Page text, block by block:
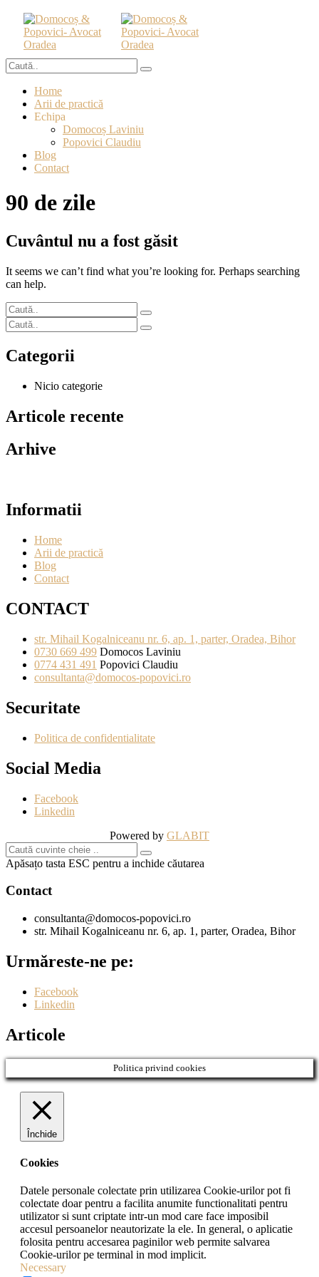
Home
Arii de practică
Echipa
Domocoș Laviniu
Popovici Claudiu
Blog
Contact
90 de zile
Cuvântul nu a fost găsit
It seems we can’t find what you’re looking for. Perhaps searching
can help.
Categorii
Nicio categorie
Articole recente
Arhive
Informatii
Home
Arii de practică
Blog
Contact
CONTACT
str. Mihail Kogalniceanu nr. 6, ap. 1, parter, Oradea, Bihor
0730 669 499 Domocos Laviniu
0774 431 491 Popovici Claudiu
consultanta@domocos-popovici.ro
Securitate
Politica de confidentialitate
Social Media
Facebook
Linkedin
Powered by GLABIT
Apăsațo tasta ESC pentru a inchide căutarea
Contact
consultanta@domocos-popovici.ro
str. Mihail Kogalniceanu nr. 6, ap. 1, parter, Oradea, Bihor
Urmăreste-ne pe:
Facebook
Linkedin
Articole
Politica privind cookies
Închide
Cookies
Datele personale colectate prin utilizarea Cookie-urilor pot fi
colectate doar pentru a facilita anumite functionalitati pentru
utilizator si sunt criptate intr-un mod care face imposibil
accesul persoanelor neautorizate la ele. In general, o aplicatie
folosita pentru accesarea paginilor web permite salvarea
Cookie-urilor pe terminal in mod implicit.
Necessary